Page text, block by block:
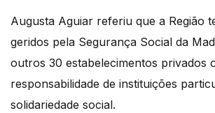
Augusta Aguiar referiu que a Região
geridos pela Segurança Social da
outros 30 estabelecimentos privados
responsabilidade de instituições
solidariedade social.